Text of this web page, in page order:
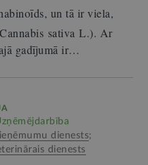
un tā ir viela,
sativa L.). Ar
gadījumā ir…
dienests;
dienests